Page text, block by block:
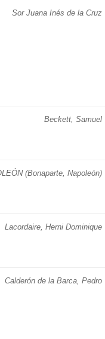
Sor Juana Inés de la Cruz
Beckett, Samuel
(Bonaparte, Napoleón)
Lacordaire, Herni Dominique
Calderón de la Barca, Pedro